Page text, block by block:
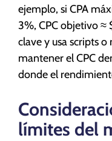
ejemplo, si CPA
3%, CPC objetivo ≈
clave y usa scripts
mantener el CPC
donde el
límites del